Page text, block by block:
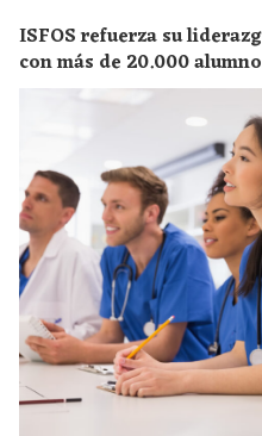
ISFOS refuerza su
con más de 20.000